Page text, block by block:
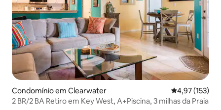
Condomínio em Clearwater Classificação
4,97 (153)
2 BR/2 BA Retiro em Key West, A+Piscina, 3 milhas da Praia